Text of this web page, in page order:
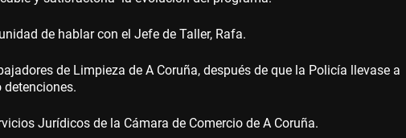
de hablar con el Jefe de Taller, Rafa.
de Limpieza de A Coruña, después de que la Policía llevase a
detenciones.
Jurídicos de la Cámara de Comercio de A Coruña.